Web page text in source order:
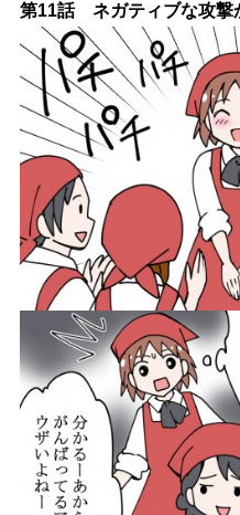
第11話 ネガティブな攻撃